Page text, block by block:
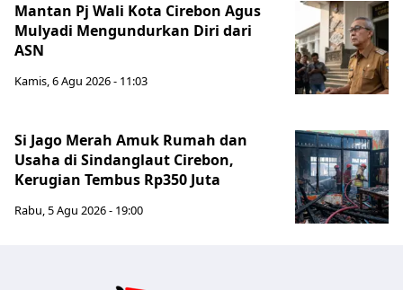
Mantan Pj Wali Kota Cirebon Agus
Mulyadi Mengundurkan Diri dari
ASN
Kamis, 6 Agu 2026 - 11:03
Si Jago Merah Amuk Rumah dan
Usaha di Sindanglaut Cirebon,
Kerugian Tembus Rp350 Juta
Rabu, 5 Agu 2026 - 19:00